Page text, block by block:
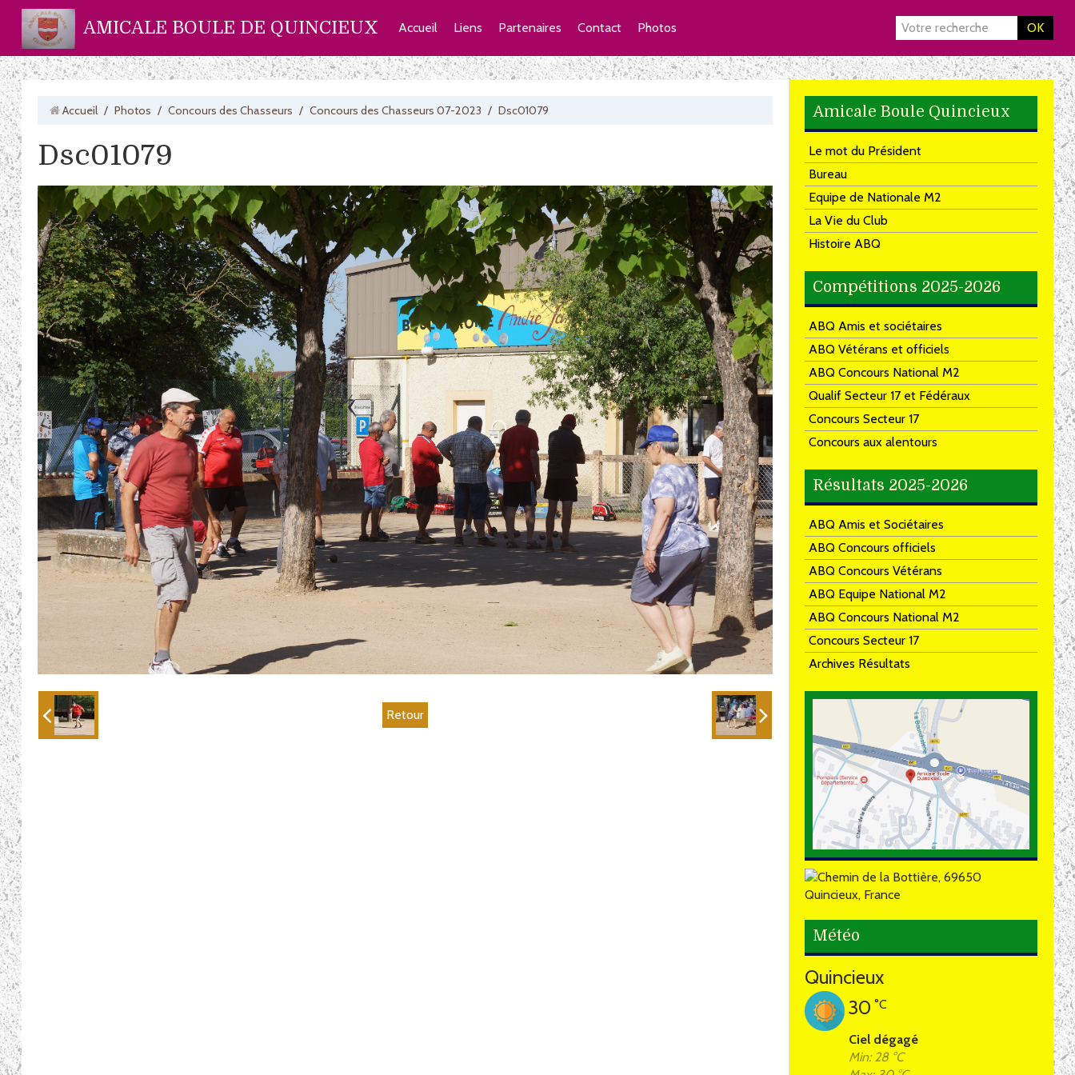
AMICALE BOULE DE QUINCIEUX OK
Accueil Liens Partenaires Contact Photos
Accueil / Photos / Concours des Chasseurs / Concours des Chasseurs 07-2023 / Dsc01079
Dsc01079
Retour
Amicale Boule Quincieux
Le mot du Président
Bureau
Equipe de Nationale M2
La Vie du Club
Histoire ABQ
Compétitions 2025-2026
ABQ Amis et sociétaires
ABQ Vétérans et officiels
ABQ Concours National M2
Qualif Secteur 17 et Fédéraux
Concours Secteur 17
Concours aux alentours
Résultats 2025-2026
ABQ Amis et Sociétaires
ABQ Concours officiels
ABQ Concours Vétérans
ABQ Equipe National M2
ABQ Concours National M2
Concours Secteur 17
Archives Résultats
Météo
Quincieux
30 °C
Ciel dégagé
Min: 28 °C